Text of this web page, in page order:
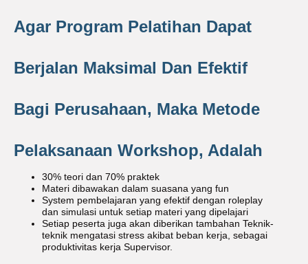
Agar Program Pelatihan Dapat
Berjalan Maksimal Dan Efektif
Bagi Perusahaan, Maka Metode
Pelaksanaan Workshop, Adalah
30% teori dan 70% praktek
Materi dibawakan dalam suasana yang fun
System pembelajaran yang efektif dengan roleplay
dan simulasi untuk setiap materi yang dipelajari
Setiap peserta juga akan diberikan tambahan Teknik-
teknik mengatasi stress akibat beban kerja, sebagai
produktivitas kerja Supervisor.